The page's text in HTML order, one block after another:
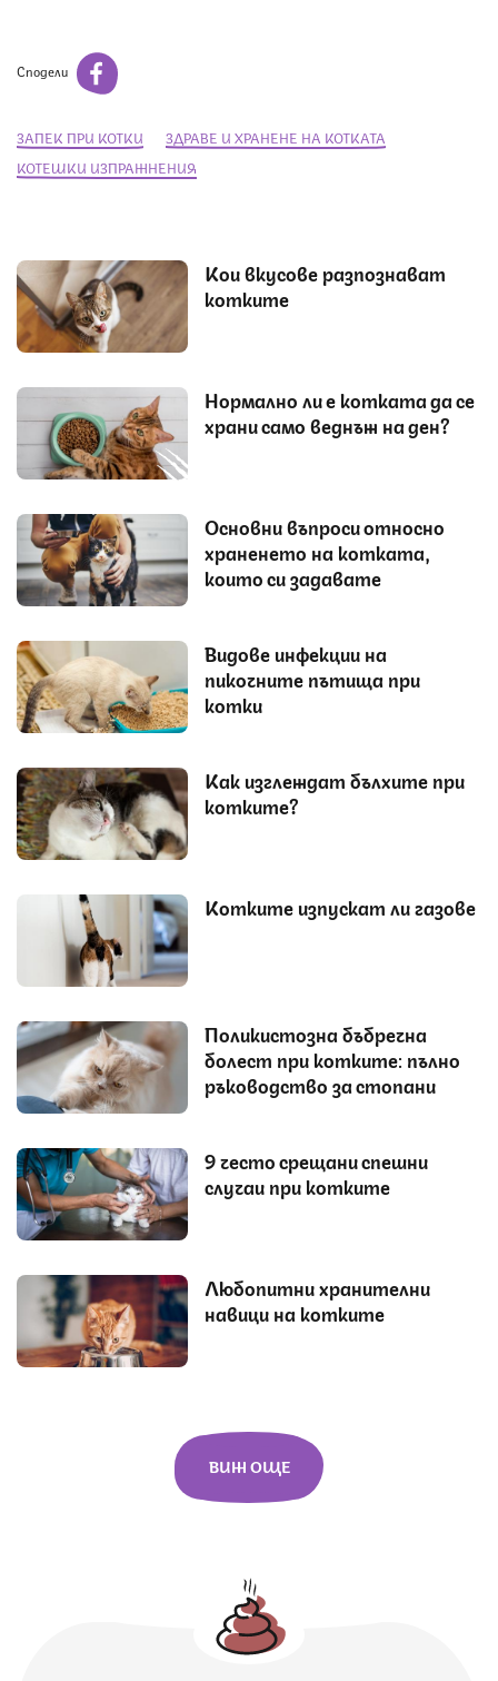
Сподели
ЗАПЕК ПРИ КОТКИ
ЗДРАВЕ И ХРАНЕНЕ НА КОТКАТА
КОТЕШКИ ИЗПРАЖНЕНИЯ
Кои вкусове разпознават
котките
Нормално ли е котката да се
храни само веднъж на ден?
Основни въпроси относно
храненето на котката,
които си задавате
Видове инфекции на
пикочните пътища при
котки
Как изглеждат бълхите при
котките?
Котките изпускат ли газове
Поликистозна бъбречна
болест при котките: пълно
ръководство за стопани
9 често срещани спешни
случаи при котките
Любопитни хранителни
навици на котките
ВИЖ ОЩЕ